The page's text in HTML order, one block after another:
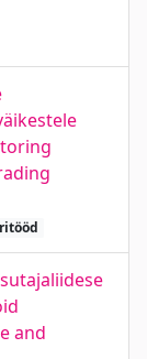
and